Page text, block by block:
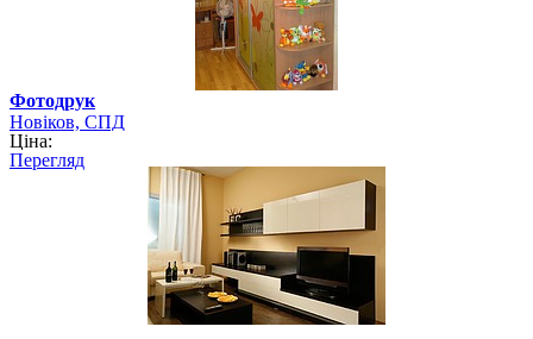
Фотодрук
Новіков, СПД
Ціна:
Перегляд